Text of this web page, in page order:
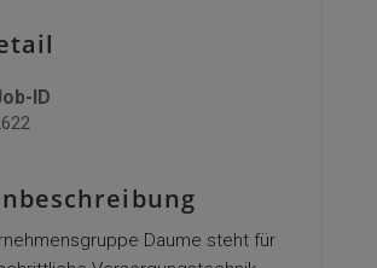
ID
Daume steht für